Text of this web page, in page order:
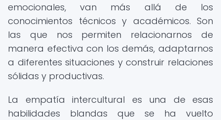
emocionales, van más allá de los
conocimientos técnicos y académicos. Son
las que nos permiten relacionarnos de
manera efectiva con los demás, adaptarnos
a diferentes situaciones y construir relaciones
sólidas y productivas.
La empatía intercultural es una de esas
habilidades blandas que se ha vuelto